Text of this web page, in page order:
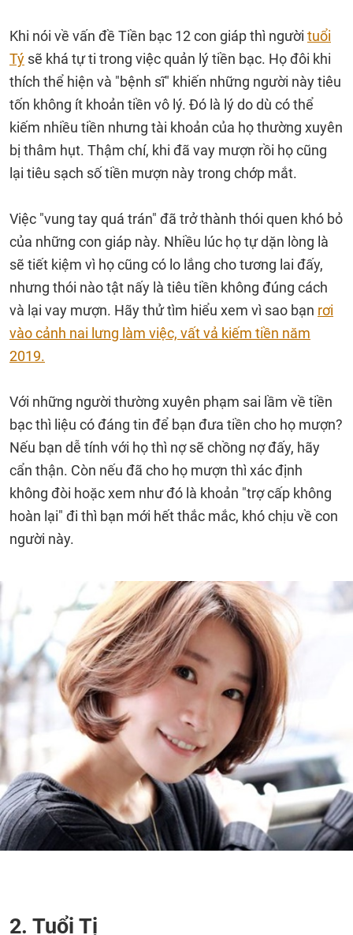
Khi nói về vấn đề Tiền bạc 12 con giáp thì người tuổi
Tý sẽ khá tự ti trong việc quản lý tiền bạc. Họ đôi khi
thích thể hiện và "bệnh sĩ" khiến những người này tiêu
tốn không ít khoản tiền vô lý. Đó là lý do dù có thể
kiếm nhiều tiền nhưng tài khoản của họ thường xuyên
bị thâm hụt. Thậm chí, khi đã vay mượn rồi họ cũng
lại tiêu sạch số tiền mượn này trong chớp mắt.
Việc "vung tay quá trán" đã trở thành thói quen khó bỏ
của những con giáp này. Nhiều lúc họ tự dặn lòng là
sẽ tiết kiệm vì họ cũng có lo lắng cho tương lai đấy,
nhưng thói nào tật nấy là tiêu tiền không đúng cách
và lại vay mượn. Hãy thử tìm hiểu xem vì sao bạn rơi
vào cảnh nai lưng làm việc, vất vả kiếm tiền năm
2019.
Với những người thường xuyên phạm sai lầm về tiền
bạc thì liệu có đáng tin để bạn đưa tiền cho họ mượn?
Nếu bạn dễ tính với họ thì nợ sẽ chồng nợ đấy, hãy
cẩn thận. Còn nếu đã cho họ mượn thì xác định
không đòi hoặc xem như đó là khoản "trợ cấp không
hoàn lại" đi thì bạn mới hết thắc mắc, khó chịu về con
người này.
2. Tuổi Tị